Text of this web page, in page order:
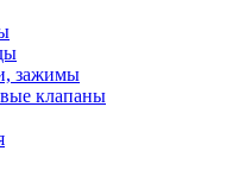
зажимы
клапаны